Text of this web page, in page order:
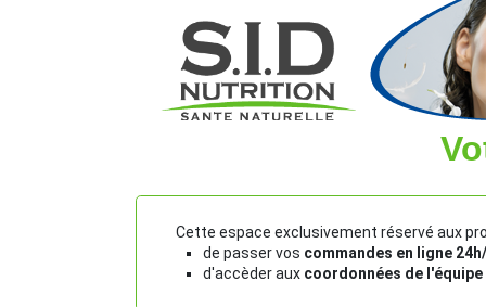
Cette espace exclusivement réservé aux
de passer vos commandes en ligne
d'accèder aux coordonnées de